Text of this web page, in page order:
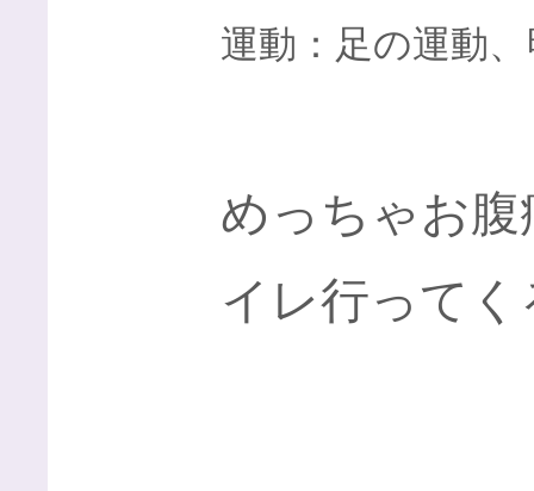
運動：足の運動
めっちゃお
イレ行って